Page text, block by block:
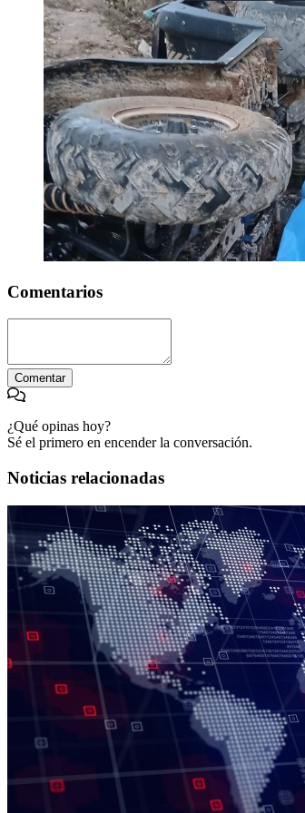
Comentarios
Comentar
¿Qué opinas hoy?
Sé el primero en encender la conversación.
Noticias relacionadas